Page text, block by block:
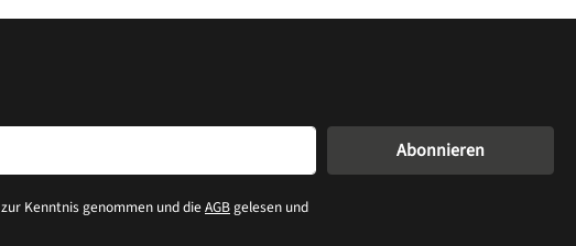
zur Kenntnis genommen und dieAGBgelesen und
Abonnieren